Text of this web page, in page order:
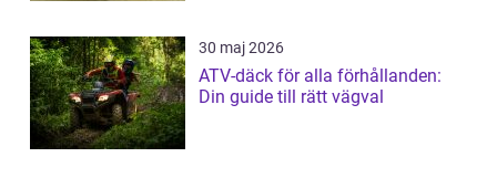
30 maj 2026
ATV-däck för alla förhållanden:
Din guide till rätt vägval